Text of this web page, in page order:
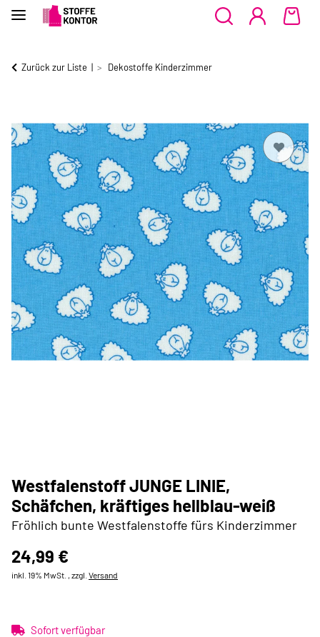
Zurück zur Liste Dekostoffe Kinderzimmer
Westfalenstoff JUNGE LINIE,
Schäfchen, kräftiges hellblau-weiß
Fröhlich bunte Westfalenstoffe fürs Kinderzimmer
24,99 €
inkl. 19% MwSt. , zzgl. Versand
Sofort verfügbar